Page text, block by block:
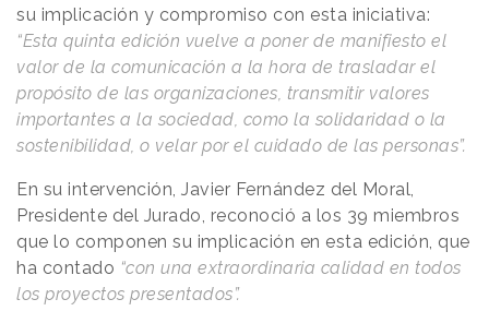
su implicación y compromiso con esta iniciativa:
“Esta quinta edición vuelve a poner de manifiesto el
valor de la comunicación a la hora de trasladar el
propósito de las organizaciones, transmitir valores
importantes a la sociedad, como la solidaridad o la
sostenibilidad, o velar por el cuidado de las personas”.
En su intervención, Javier Fernández del Moral,
Presidente del Jurado, reconoció a los 39 miembros
que lo componen su implicación en esta edición, que
ha contado “con una extraordinaria calidad en todos
los proyectos presentados”.